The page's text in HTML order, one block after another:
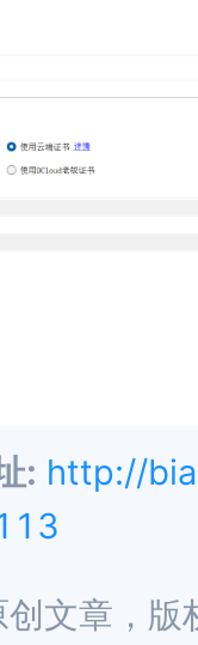
: http://
创文章，